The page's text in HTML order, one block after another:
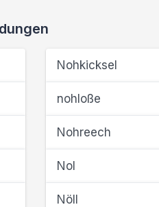
Nohkicksel
nohloße
Nohreech
Nol
Nöll